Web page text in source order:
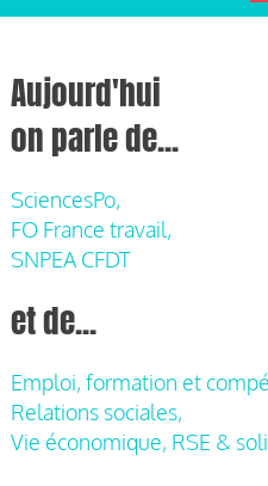
Aujourd'hui
on parle de...
SciencesPo,
FO France travail,
SNPEA CFDT
et de...
Emploi, formation et
Relations sociales,
Vie économique, RSE &